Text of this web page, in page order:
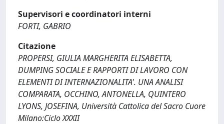
Supervisori e coordinatori interni
FORTI, GABRIO
Citazione
PROPERSI, GIULIA MARGHERITA ELISABETTA,
DUMPING SOCIALE E RAPPORTI DI LAVORO CON
ELEMENTI DI INTERNAZIONALITA'. UNA ANALISI
COMPARATA, OCCHINO, ANTONELLA, QUINTERO
LYONS, JOSEFINA, Università Cattolica del Sacro Cuore
Milano:Ciclo XXXII